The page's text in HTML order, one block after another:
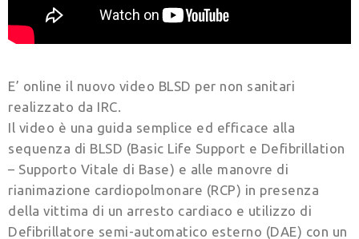
E’ online il nuovo video BLSD per non sanitari
realizzato da IRC.
Il video è una guida semplice ed efficace alla
sequenza di BLSD (Basic Life Support e Defibrillation
– Supporto Vitale di Base) e alle manovre di
rianimazione cardiopolmonare (RCP) in presenza
della vittima di un arresto cardiaco e utilizzo di
Defibrillatore semi-automatico esterno (DAE) con un